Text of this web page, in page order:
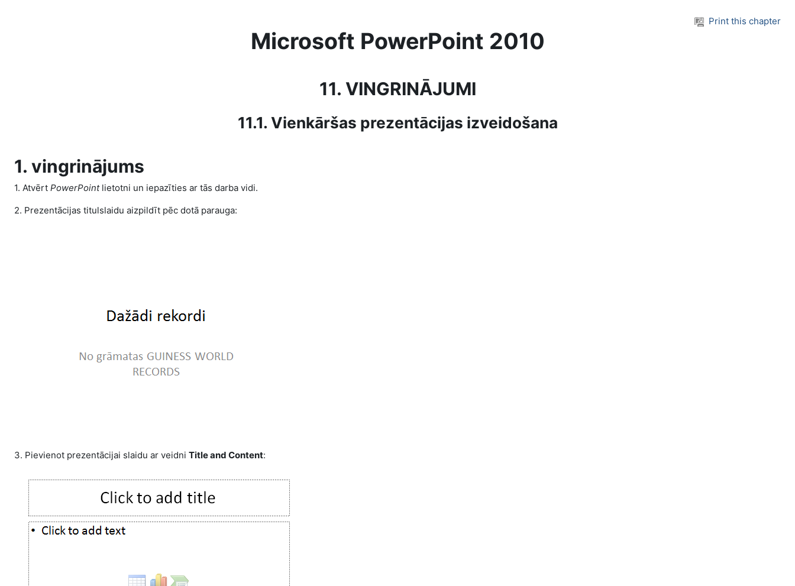
Print this chapter
Microsoft PowerPoint 2010
11. VINGRINĀJUMI
11.1. Vienkāršas prezentācijas izveidošana
1. vingrinājums
1. Atvērt PowerPointlietotni un iepazīties ar tās darba vidi.
2. Prezentācijas titulslaidu aizpildīt pēc dotā parauga:
3. Pievienot prezentācijai slaidu ar veidni Title and Content: